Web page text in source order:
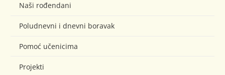
Naši rođendani
Poludnevni i dnevni boravak
Pomoć učenicima
Projekti